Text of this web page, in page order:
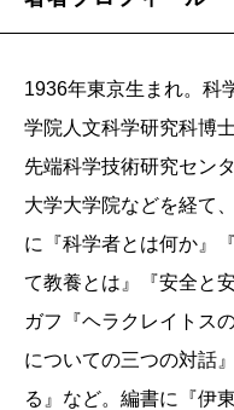
1936年東京生まれ。科
学院人文科学研究科博
先端科学技術研究セン
大学大学院などを経て
に『科学者とは何か』
て教養とは』『安全と
ガフ『ヘラクレイトス
についての三つの対話
る』など。編書に『伊